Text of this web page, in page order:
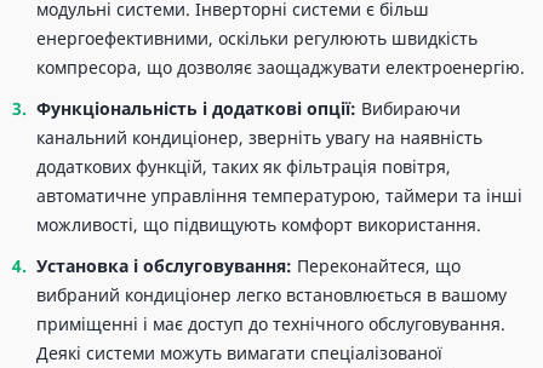
модульні системи. Інверторні системи є більш
енергоефективними, оскільки регулюють швидкість
компресора, що дозволяє заощаджувати електроенергію.
Функціональність і додаткові опції: Вибираючи
канальний кондиціонер, зверніть увагу на наявність
додаткових функцій, таких як фільтрація повітря,
автоматичне управління температурою, таймери та інші
можливості, що підвищують комфорт використання.
Установка і обслуговування: Переконайтеся, що
вибраний кондиціонер легко встановлюється в вашому
приміщенні і має доступ до технічного обслуговування.
Деякі системи можуть вимагати спеціалізованої